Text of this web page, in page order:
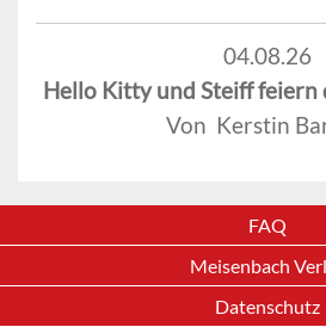
04.08.26
Hello Kitty und Steiff feiern
Von Kerstin
FAQ
Meisenbach
Datenschutz